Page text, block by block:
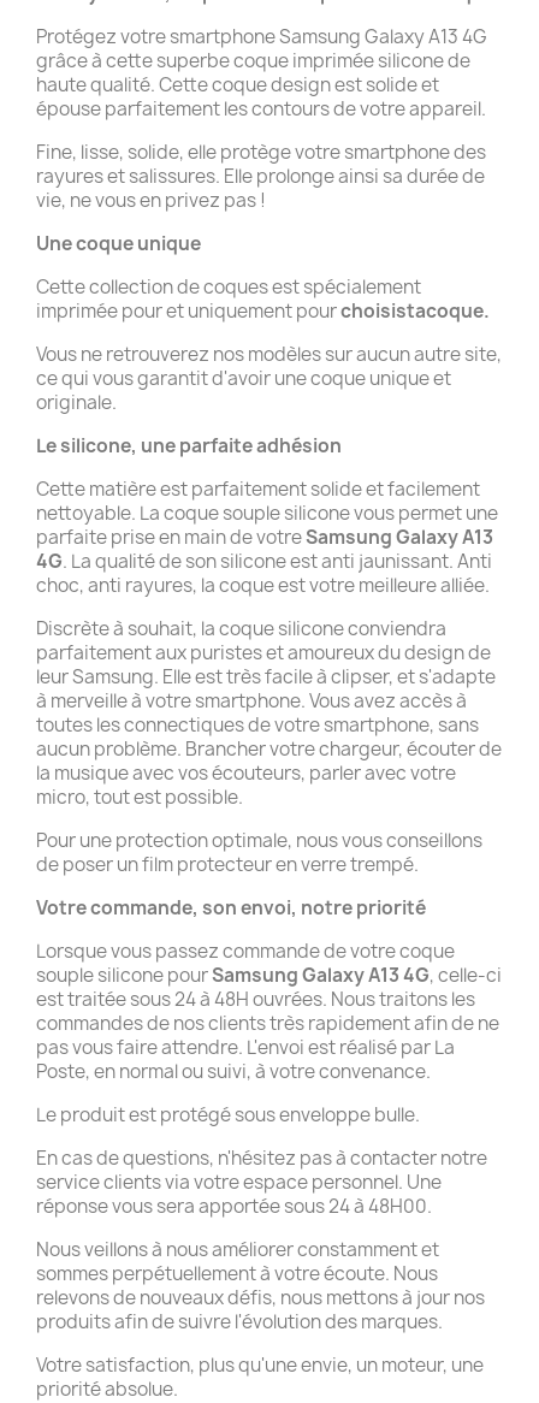
Protégez votre smartphone Samsung Galaxy A13 4G
grâce à cette superbe coque imprimée silicone de
haute qualité. Cette coque design est solide et
épouse parfaitement les contours de votre appareil.
Fine, lisse, solide, elle protège votre smartphone des
rayures et salissures. Elle prolonge ainsi sa durée de
vie, ne vous en privez pas !
Une coque unique
Cette collection de coques est spécialement
imprimée pour et uniquement pourchoisistacoque.
Vous ne retrouverez nos modèles sur aucun autre site,
ce qui vous garantit d'avoir une coque unique et
originale.
Le silicone, une parfaite adhésion
Cette matière est parfaitement solide et facilement
nettoyable. La coque souple silicone vous permet une
parfaite prise en main de votreSamsung Galaxy A13
4G. La qualité de son silicone est anti jaunissant. Anti
choc, anti rayures, la coque est votre meilleure alliée.
Discrète à souhait, la coque silicone conviendra
parfaitement aux puristes et amoureux du design de
leur Samsung. Elle est très facile à clipser, et s'adapte
à merveille à votre smartphone. Vous avez accès à
toutes les connectiques de votre smartphone, sans
aucun problème. Brancher votre chargeur, écouter de
la musique avec vos écouteurs, parler avec votre
micro, tout est possible.
Pour une protection optimale, nous vous conseillons
de poser un film protecteur en verre trempé.
Votre commande, son envoi, notre priorité
Lorsque vous passez commande de votre coque
souple silicone pourSamsung Galaxy A13 4G, celle-ci
est traitée sous 24 à 48H ouvrées. Nous traitons les
commandes de nos clients très rapidement afin de ne
pas vous faire attendre. L'envoi est réalisé par La
Poste, en normal ou suivi, à votre convenance.
Le produit est protégé sous enveloppe bulle.
En cas de questions, n'hésitez pas à contacter notre
service clients via votre espace personnel. Une
réponse vous sera apportée sous 24 à 48H00.
Nous veillons à nous améliorer constamment et
sommes perpétuellement à votre écoute. Nous
relevons de nouveaux défis, nous mettons à jour nos
produits afin de suivre l'évolution des marques.
Votre satisfaction, plus qu'une envie, un moteur, une
priorité absolue.